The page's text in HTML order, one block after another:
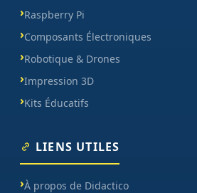
Raspberry Pi
Composants Électroniques
Robotique & Drones
Impression 3D
Kits Éducatifs
LIENS UTILES
À propos de Didactico